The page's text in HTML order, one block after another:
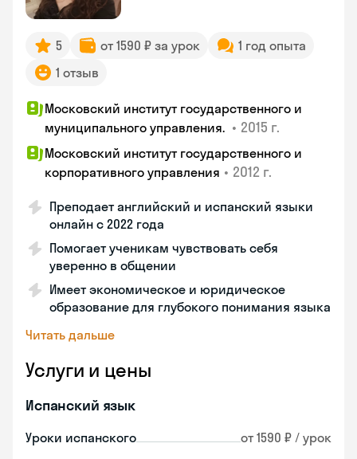
5 от 1590 ₽ за урок
1 год опыта
1 отзыв
Московский институт государственного и
муниципального управления. • 2015 г.
Московский институт государственного и
корпоративного управления • 2012 г.
Преподает английский и испанский языки
онлайн с 2022 года
Помогает ученикам чувствовать себя
уверенно в общении
Имеет экономическое и юридическое
образование для глубокого понимания языка
Читать дальше
Услуги и цены
Испанский язык
Уроки испанского от 1590 ₽ / урок